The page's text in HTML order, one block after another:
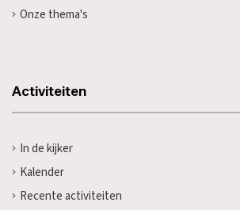
Onze thema's
Activiteiten
In de kijker
Kalender
Recente activiteiten